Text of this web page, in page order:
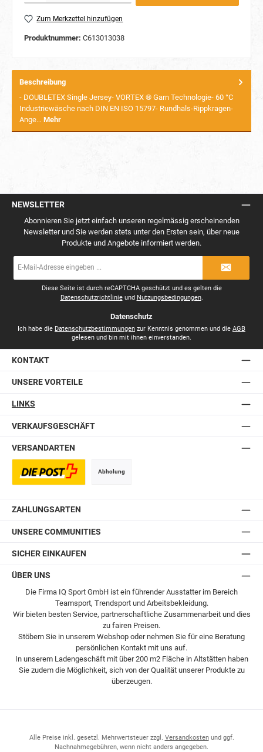
Zum Merkzettel hinzufügen
Produktnummer: C613013038
Beschreibung
- DOUBLETEX Single Jersey- VORTEX ® Garn Technologie- 60 °C
Industriewäsche nach DIN EN ISO 15797- Rundhals-Rippkragen-
Ange… Mehr
NEWSLETTER
Abonnieren Sie jetzt einfach unseren regelmässig erscheinenden
Newsletter und Sie werden stets unter den Ersten sein, über neue
Produkte und Angebote informiert werden.
Mail-
Diese Seite ist durch reCAPTCHA geschützt und es gelten die
Datenschutzrichtlinieund Nutzungsbedingungen.
Datenschutz
Ich habe die Datenschutzbestimmungen zur Kenntnis genommen und die AGB
gelesen und bin mit ihnen einverstanden.
KONTAKT
UNSERE VORTEILE
LINKS
VERKAUFSGESCHÄFT
VERSANDARTEN
Abholung
ZAHLUNGSARTEN
UNSERE COMMUNITIES
SICHER EINKAUFEN
ÜBER UNS
Die Firma IQ Sport GmbH ist ein führender Ausstatter im Bereich
Teamsport, Trendsport und Arbeitsbekleidung.
Wir bieten besten Service, partnerschaftliche Zusammenarbeit und dies
zu fairen Preisen.
Stöbern Sie in unserem Webshop oder nehmen Sie für eine Beratung
persönlichen Kontakt mit uns auf.
In unserem Ladengeschäft mit über 200 m2 Fläche in Altstätten haben
Sie zudem die Möglichkeit, sich von der Qualität unserer Produkte zu
überzeugen.
Alle Preise inkl. gesetzl. Mehrwertsteuer zzgl. Versandkostenund ggf.
Nachnahmegebühren, wenn nicht anders angegeben.